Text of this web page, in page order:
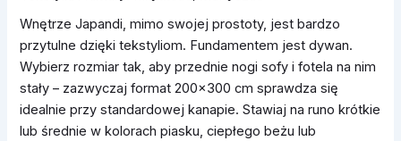
Wnętrze Japandi, mimo swojej prostoty, jest bardzo
przytulne dzięki tekstyliom. Fundamentem jest dywan.
Wybierz rozmiar tak, aby przednie nogi sofy i fotela na nim
stały – zazwyczaj format 200×300 cm sprawdza się
idealnie przy standardowej kanapie. Stawiaj na runo krótkie
lub średnie w kolorach piasku, ciepłego beżu lub